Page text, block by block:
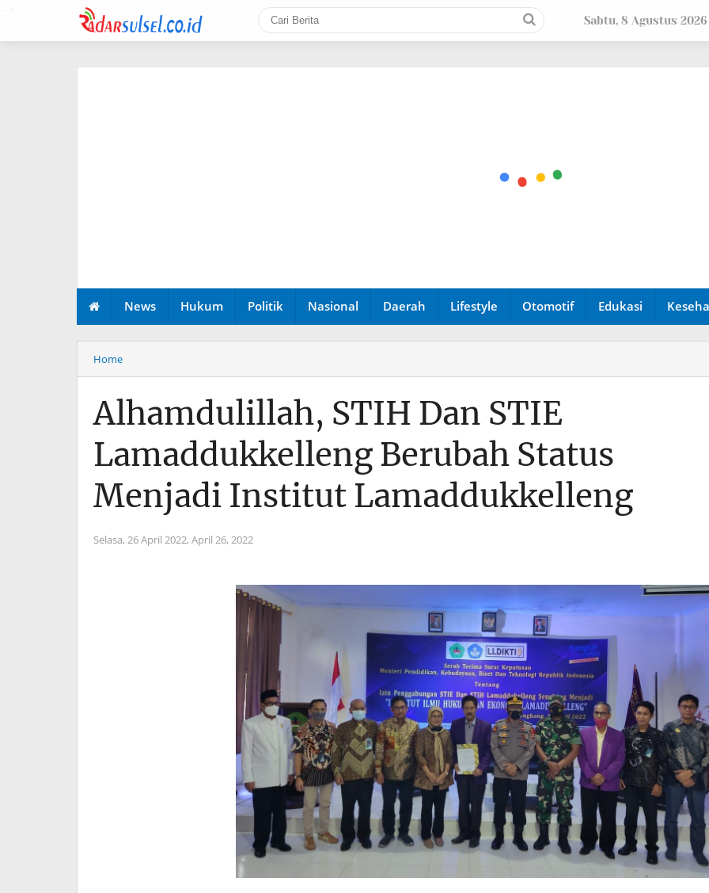
Sabtu, 8 Agustus 2026
News Hukum Politik Nasional Daerah Lifestyle Otomotif Edukasi
Home
Alhamdulillah, STIH Dan STIE
Lamaddukkelleng Berubah Status
Menjadi Institut Lamaddukkelleng
Selasa, 26 April 2022, April 26, 2022